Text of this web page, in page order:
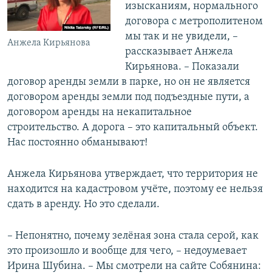
Анжела Кирьянова
изысканиям, нормального
договора с метрополитеном
мы так и не увидели, –
рассказывает Анжела
Кирьянова. – Показали
договор аренды земли в парке, но он не является
договором аренды земли под подъездные пути, а
договором аренды на некапитальное
строительство. А дорога – это капитальный объект.
Нас постоянно обманывают!
Анжела Кирьянова утверждает, что территория не
находится на кадастровом учёте, поэтому ее нельзя
сдать в аренду. Но это сделали.
– Непонятно, почему зелёная зона стала серой, как
это произошло и вообще для чего, – недоумевает
Ирина Шубина. – Мы смотрели на сайте Собянина: